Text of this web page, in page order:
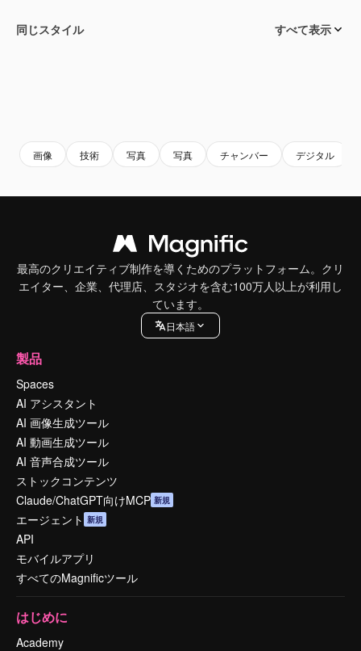
同じスタイル すべて表示
画像 技術 写真 写真 チャンバー デジタル
最高のクリエイティブ制作を導くためのプラットフォーム。クリ
エイター、企業、代理店、スタジオを含む100万人以上が利用し
ています。
日本語
製品
Spaces
AI アシスタント
AI 画像生成ツール
AI 動画生成ツール
AI 音声合成ツール
ストックコンテンツ
Claude/ChatGPT向けMCP 新規
エージェント 新規
API
モバイルアプリ
すべてのMagnificツール
はじめに
Academy